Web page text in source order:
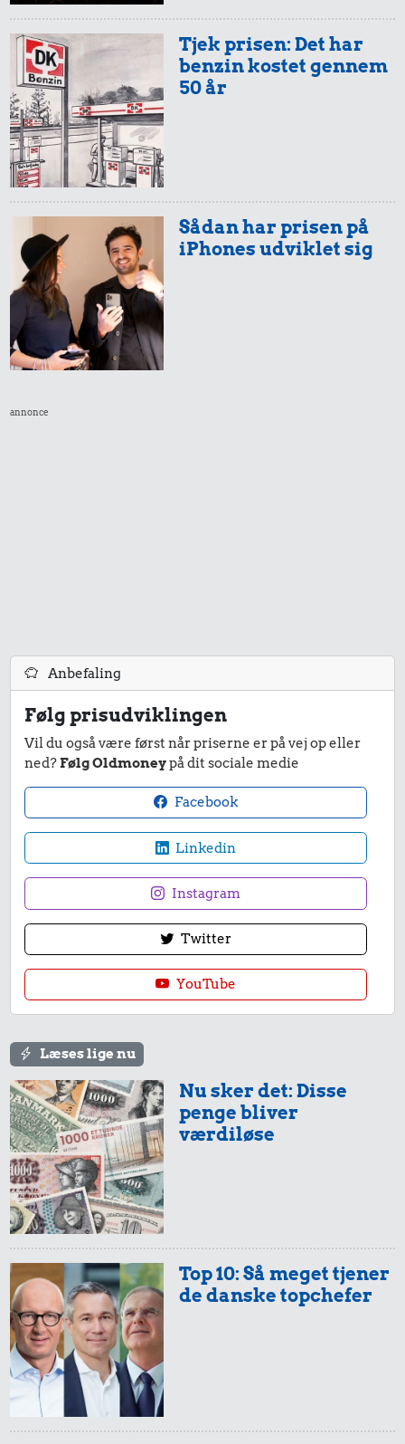
Tjek prisen: Det har
benzin kostet gennem
50 år
Sådan har prisen på
iPhones udviklet sig
annonce
Anbefaling
Følg prisudviklingen
Vil du også være først når priserne er på vej op eller
ned?Følg Oldmoneypå dit sociale medie
Facebook
Linkedin
Instagram
Twitter
YouTube
Læses lige nu
Nu sker det: Disse
penge bliver
værdiløse
Top 10: Så meget tjener
de danske topchefer